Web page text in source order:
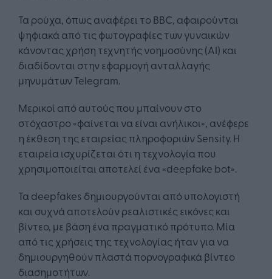
Τα ρούχα, όπως αναφέρει το BBC, αφαιρούνται
ψηφιακά από τις φωτογραφίες των γυναικών
κάνοντας χρήση τεχνητής νοημοσύνης (AI) και
διαδίδονται στην εφαρμογή ανταλλαγής
μηνυμάτων Telegram.
Μερικοί από αυτούς που μπαίνουν στο
στόχαστρο «φαίνεται να είναι ανήλικοι», ανέφερε
η έκθεση της εταιρείας πληροφοριών Sensity. Η
εταιρεία ισχυρίζεται ότι η τεχνολογία που
χρησιμοποιείται αποτελεί ένα «deepfake bot».
Τα deepfakes δημιουργούνται από υπολογιστή
και συχνά αποτελούν ρεαλιστικές εικόνες και
βίντεο, με βάση ένα πραγματικό πρότυπο. Μία
από τις χρήσεις της τεχνολογίας ήταν για να
δημιουργηθούν πλαστά πορνογραφικά βίντεο
διασημοτήτων.